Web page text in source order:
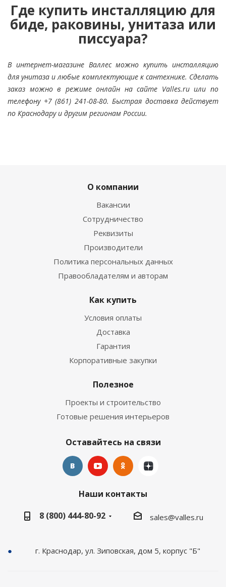
Где купить инсталляцию для
биде, раковины, унитаза или
писсуара?
В интернет-магазине Валлес можно купить инсталляцию
для унитаза и любые комплектующие к сантехнике. Сделать
заказ можно в режиме онлайн на сайте Valles.ru или по
телефону +7 (861) 241-08-80. Быстрая доставка действует
по Краснодару и другим регионам России.
О компании
Вакансии
Сотрудничество
Реквизиты
Производители
Политика персональных данных
Правообладателям и авторам
Как купить
Условия оплаты
Доставка
Гарантия
Корпоративные закупки
Полезное
Проекты и строительство
Готовые решения интерьеров
Оставайтесь на связи
Наши контакты
8 (800) 444-80-92
sales@valles.ru
г. Краснодар, ул. Зиповская, дом 5, корпус "Б"